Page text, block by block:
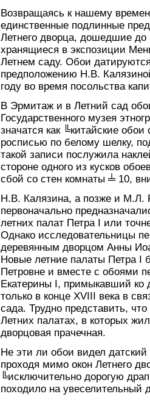
Возвращаясь к нашему
единственные подлинные
Летнего дворца, дошедшие до
хранящиеся в экспозиции
Летнем саду. Обои
предположению Н.В.
году во время посольства
В Эрмитаж и в Летний сад
Государственного музея
значатся как ╚китайские
росписью по белому шелку,
такой записи послужила
стороне одного из кусков
сбой со стен комнаты ╧ 10,
Н.В. Калязина, а позже и М.Л.
первоначально
летних палат Петра I или
Однако исследовательницы
деревянным дворцом Анны
Новые летние палаты Петра I
Петровне и вместе с обоями
Екатерины I, примыкавший ко
только в конце XVIII века в
сада. Трудно представить,
Летних палатах, в которых
дворцовая прачечная.
Не эти ли обои видел
проходя мимо окон Летнего
╚исключительно дорогую
походило на увеселительный